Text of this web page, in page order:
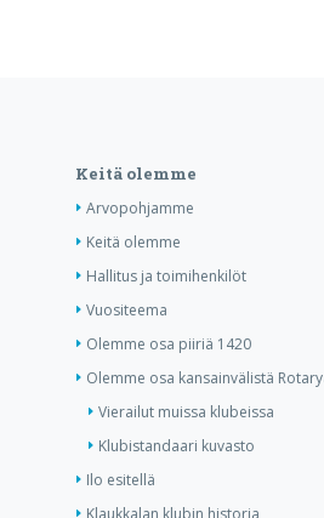
Keitä olemme
Arvopohjamme
Keitä olemme
Hallitus ja toimihenkilöt
Vuositeema
Olemme osa piiriä 1420
Olemme osa kansainvälistä
Vierailut muissa klubeissa
Klubistandaari kuvasto
Ilo esitellä
Klaukkalan klubin historia